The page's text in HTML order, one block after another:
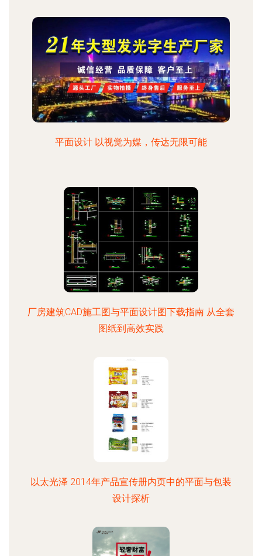
平面设计 以视觉为媒，传达无限可能
厂房建筑CAD施工图与平面设计图下载指南 从全套
图纸到高效实践
以太光泽 2014年产品宣传册内页中的平面与包装
设计探析